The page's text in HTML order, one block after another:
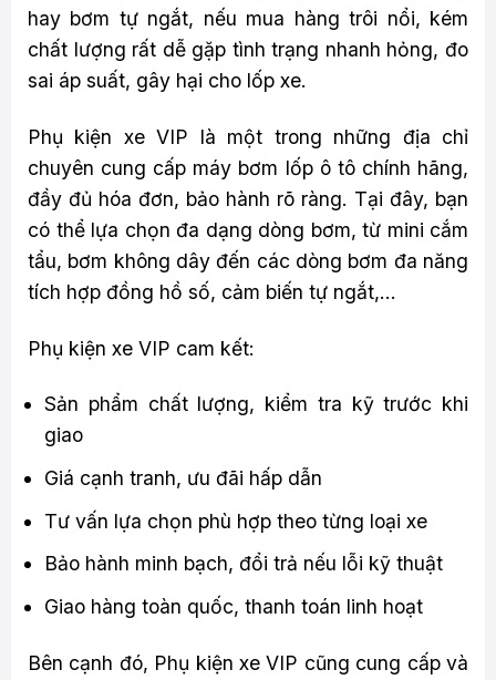
hay bơm tự ngắt, nếu mua hàng trôi nổi, kém
chất lượng rất dễ gặp tình trạng nhanh hỏng, đo
sai áp suất, gây hại cho lốp xe.
Phụ kiện xe VIP là một trong những địa chỉ
chuyên cung cấp máy bơm lốp ô tô chính hãng,
đầy đủ hóa đơn, bảo hành rõ ràng. Tại đây, bạn
có thể lựa chọn đa dạng dòng bơm, từ mini cắm
tẩu, bơm không dây đến các dòng bơm đa năng
tích hợp đồng hồ số, cảm biến tự ngắt,…
Phụ kiện xe VIP cam kết:
Sản phẩm chất lượng, kiểm tra kỹ trước khi
giao
Giá cạnh tranh, ưu đãi hấp dẫn
Tư vấn lựa chọn phù hợp theo từng loại xe
Bảo hành minh bạch, đổi trả nếu lỗi kỹ thuật
Giao hàng toàn quốc, thanh toán linh hoạt
Bên cạnh đó, Phụ kiện xe VIP cũng cung cấp và